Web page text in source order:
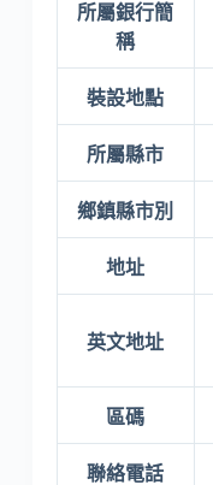
所屬銀行簡
稱
裝設地點
所屬縣市
鄉鎮縣市別
地址
英文地址
區碼
聯絡電話